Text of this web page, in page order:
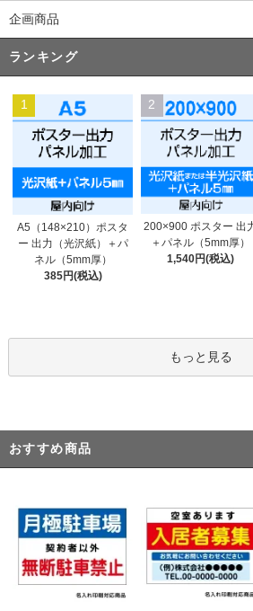
企画商品
ランキング
1
A5（148×210）ポスタ
ー 出力（光沢紙）＋パ
ネル（5mm厚）
385円(税込)
2
200×900 ポスター 出
＋パネル（5mm厚）
1,540円(税込)
もっと見る
おすすめ商品